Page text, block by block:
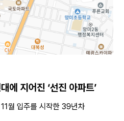
에 지어진 ‘선진 아파트’
월 입주를 시작한 39년차